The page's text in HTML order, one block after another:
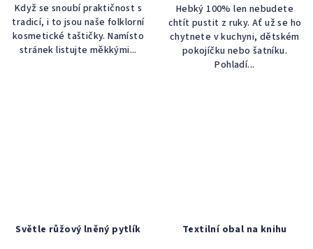
Když se snoubí praktičnost s
tradicí, i to jsou naše folklorní
kosmetické taštičky. Namísto
stránek listujte měkkými...
Hebký 100% len nebudete
chtít pustit z ruky. Ať už se ho
chytnete v kuchyni, dětském
pokojíčku nebo šatníku.
Pohladí...
Světle růžový lněný pytlík Textilní obal na knihu